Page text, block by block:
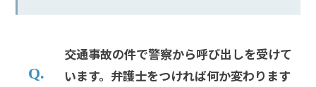
交通事故の件で警察から呼び出しを受けて
います。弁護士をつければ何か変わります